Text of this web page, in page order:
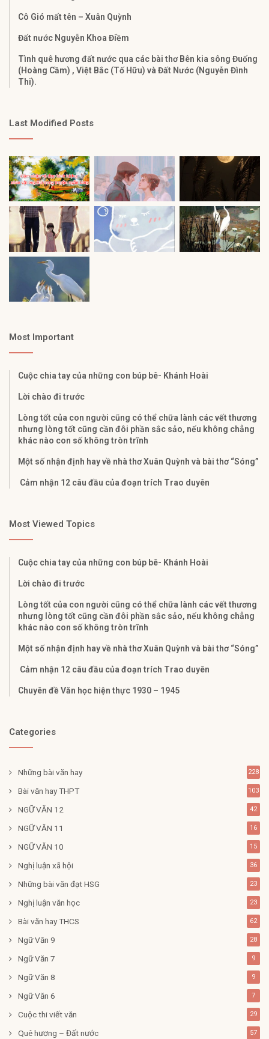
Cô Gió mất tên – Xuân Quỳnh
Đất nước Nguyễn Khoa Điềm
Tình quê hương đất nước qua các bài thơ Bên kia sông Đuống
(Hoàng Cầm) , Việt Bắc (Tố Hữu) và Đất Nước (Nguyễn Đình
Thi).
Last Modified Posts
Most Important
Cuộc chia tay của những con búp bê- Khánh Hoài
Lời chào đi trước
Lòng tốt của con người cũng có thể chữa lành các vết thương
nhưng lòng tốt cũng cần đôi phần sắc sảo, nếu không chẳng
khác nào con số không tròn trĩnh
Một số nhận định hay về nhà thơ Xuân Quỳnh và bài thơ “Sóng”
Cảm nhận 12 câu đầu của đoạn trích Trao duyên
Most Viewed Topics
Cuộc chia tay của những con búp bê- Khánh Hoài
Lời chào đi trước
Lòng tốt của con người cũng có thể chữa lành các vết thương
nhưng lòng tốt cũng cần đôi phần sắc sảo, nếu không chẳng
khác nào con số không tròn trĩnh
Một số nhận định hay về nhà thơ Xuân Quỳnh và bài thơ “Sóng”
Cảm nhận 12 câu đầu của đoạn trích Trao duyên
Chuyên đề Văn học hiện thực 1930 – 1945
Categories
Những bài văn hay 228
Bài văn hay THPT 103
NGỮ VĂN 12 42
NGỮ VĂN 11 16
NGỮ VĂN 10 15
Nghị luận xã hội 36
Những bài văn đạt HSG 23
Nghị luận văn học 23
Bài văn hay THCS 62
Ngữ Văn 9 28
Ngữ Văn 7 9
Ngữ Văn 8 9
Ngữ Văn 6 7
Cuộc thi viết văn 29
Quê hương – Đất nước 57